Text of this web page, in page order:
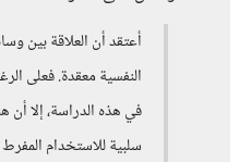
أعتقد أن العلاقة بين
النفسية معقدة. فعلى
في هذه الدراسة، إلا
سلبية للاستخدام